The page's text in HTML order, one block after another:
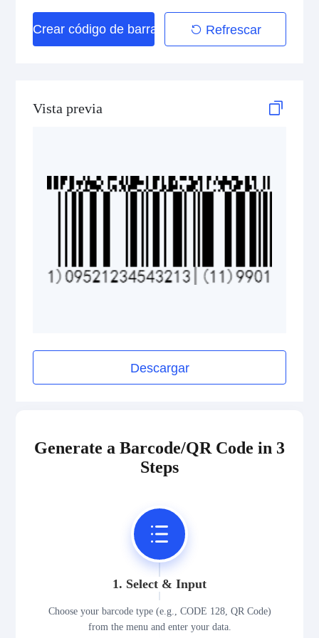
GS1 DataBar Stacked Composite
Crear código de barras Refrescar
Vista previa
Descargar
Generate a Barcode/QR Code in 3
Steps
1. Select & Input
Choose your barcode type (e.g., CODE 128, QR Code)
from the menu and enter your data.